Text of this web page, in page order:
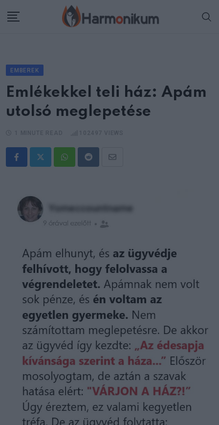
EMBEREK
Emlékekkel teli ház: Apám
utolsó meglepetése
WhatsappRedditShare